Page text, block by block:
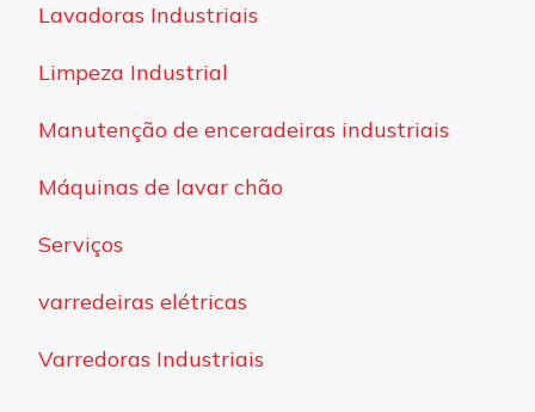
Lavadoras Industriais
Limpeza Industrial
Manutenção de enceradeiras industriais
Máquinas de lavar chão
Serviços
varredeiras elétricas
Varredoras Industriais